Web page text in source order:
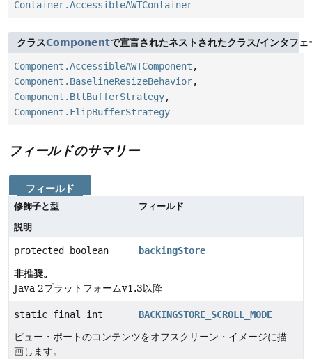
Container.AccessibleAWTContainer
クラスComponentで宣言されたネストされたクラス/インタフェ
Component.AccessibleAWTComponent ,
Component.BaselineResizeBehavior,
Component.BltBufferStrategy,
Component.FlipBufferStrategy
フィールドのサマリー
フィールド
修飾子と型
フィールド
説明
protected boolean backingStore
非推奨。
Java 2プラットフォームv1.3以降
static final int
BACKINGSTORE_SCROLL_MODE
ビュー・ポートのコンテンツをオフスクリーン・イメージに描
画します。